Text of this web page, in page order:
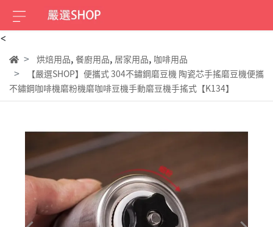
<
烘焙用品, 餐廚用品, 居家用品, 咖啡用品
【嚴選SHOP】便攜式 304不鏽鋼磨豆機 陶瓷芯手搖磨豆機便攜
不鏽鋼咖啡機磨粉機磨咖啡豆機手動磨豆機手搖式【K134】